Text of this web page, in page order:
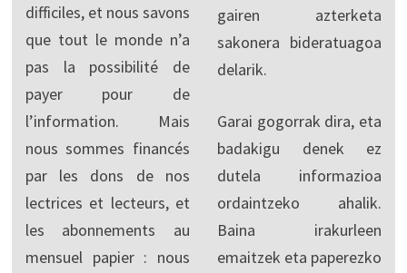
difficiles, et nous savons
que tout le monde n’a
pas la possibilité de
payer pour de
l’information. Mais
nous sommes financés
par les dons de nos
lectrices et lecteurs, et
les abonnements au
mensuel papier : nous
gairen azterketa
sakonera bideratuagoa
delarik.
Garai gogorrak dira, eta
badakigu denek ez
dutela informazioa
ordaintzeko ahalik.
Baina irakurleen
emaitzek eta paperezko